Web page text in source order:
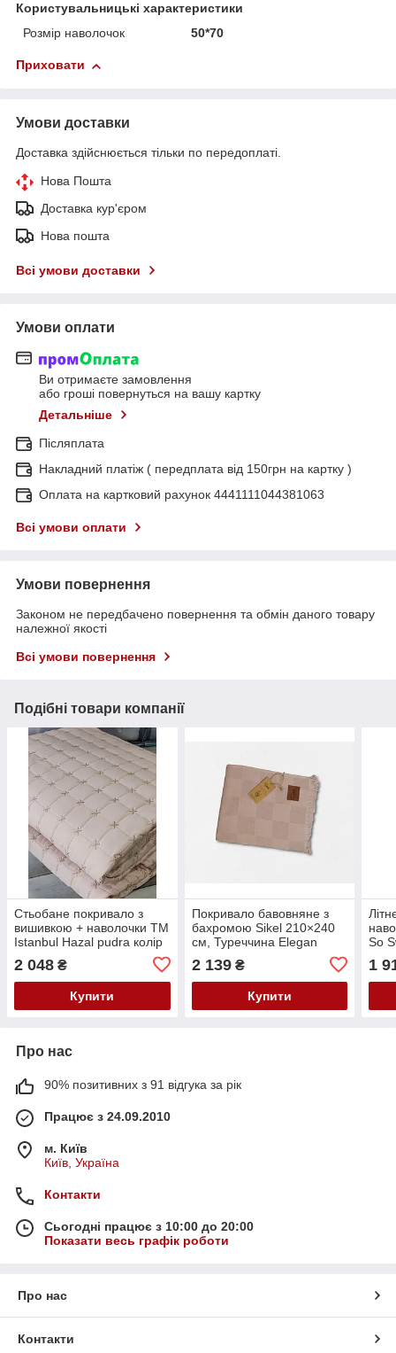
Користувальницькі характеристики
Розмір наволочок
50*70
Приховати
Умови доставки
Доставка здійснюється тільки по передоплаті.
Нова Пошта
Доставка кур'єром
Нова пошта
Всі умови доставки
Умови оплати
Ви отримаєте замовлення
або гроші повернуться на вашу картку
Детальніше
Післяплата
Накладний платіж ( передплата від 150грн на картку )
Оплата на картковий рахунок 4441111044381063
Всі умови оплати
Умови повернення
Законом не передбачено повернення та обмін даного товару
належної якості
Всі умови повернення
Подібні товари компанії
Стьобане покривало з
вишивкою + наволочки ТМ
Istanbul Hazal pudra колір
2 048 ₴
Купити
Покривало бавовняне з
бахромою Sikel 210×240
см, Туреччина Elegan
2 139₴
Купити
So
1
Про нас
90% позитивних з 91 відгука за рік
Працює з 24.09.2010
м. Київ
Київ, Україна
Контакти
Сьогодні працює з 10:00 до 20:00
Показати весь графік роботи
Про нас
Контакти